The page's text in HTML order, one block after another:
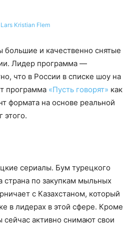
Lars Kristian Flem
большие и качественно снятые
Лидер программа —
что в России в списке шоу на
программа «Пусть говорят» как
формата на основе реальной
этого.
сериалы. Бум турецкого
страна по закупкам мыльных
с Казахстаном, который
в лидерах в этой сфере. Кроме
сейчас активно снимают свои